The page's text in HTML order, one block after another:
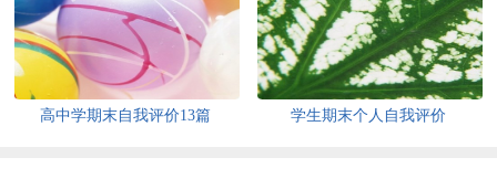
高中学期末自我评价13篇 学生期末个人自我评价